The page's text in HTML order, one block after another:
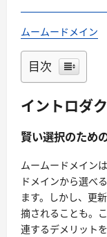
ムームードメイン
目次
イントロダ
賢い選択のため
ムームードメイン
ドメインから選べ
ます。しかし、更
摘されることも。
連するデメリット